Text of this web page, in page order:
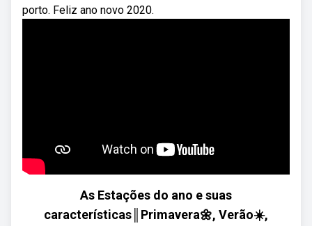
porto. Feliz ano novo 2020.
As Estações do ano e suas
características║Primavera🌼, Verão☀️,